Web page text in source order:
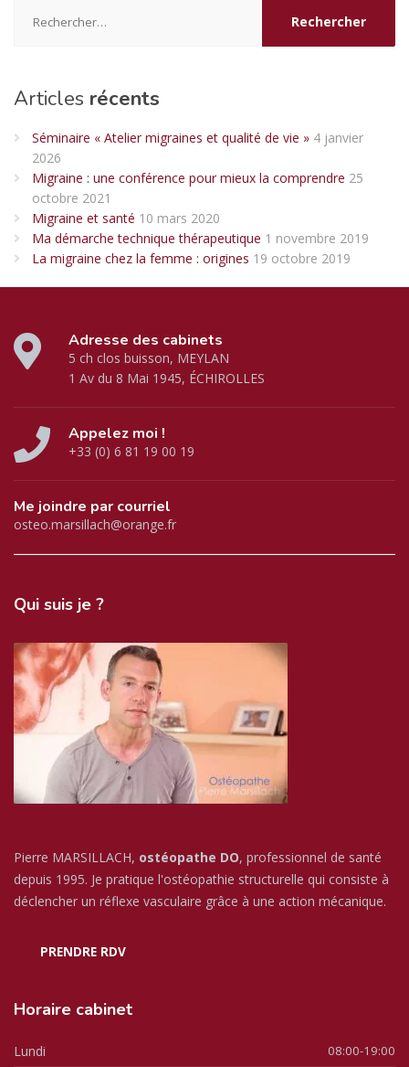
Articles récents
Séminaire « Atelier migraines et qualité de vie » 4 janvier
2026
Migraine : une conférence pour mieux la comprendre 25
octobre 2021
Migraine et santé 10 mars 2020
Ma démarche technique thérapeutique 1 novembre 2019
La migraine chez la femme : origines 19 octobre 2019
Adresse des cabinets
5 ch clos buisson, MEYLAN
1 Av du 8 Mai 1945, ÉCHIROLLES
Appelez moi !
+33 (0) 6 81 19 00 19
Me joindre par courriel
osteo.marsillach@orange.fr
Qui suis je ?
Pierre MARSILLACH, ostéopathe DO, professionnel de santé
depuis 1995. Je pratique l'ostéopathie structurelle qui consiste à
déclencher un réflexe vasculaire grâce à une action mécanique.
PRENDRE RDV
Horaire cabinet
Lundi 08:00-19:00